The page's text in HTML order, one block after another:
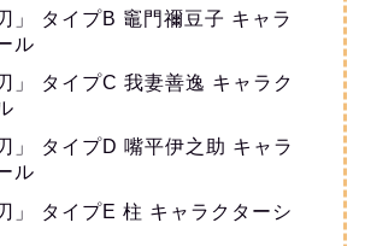
」 タイプB 竈門禰豆子 キャラ
ル
」 タイプC 我妻善逸 キャラク
」 タイプD 嘴平伊之助 キャラ
ル
」 タイプE 柱 キャラクターシ